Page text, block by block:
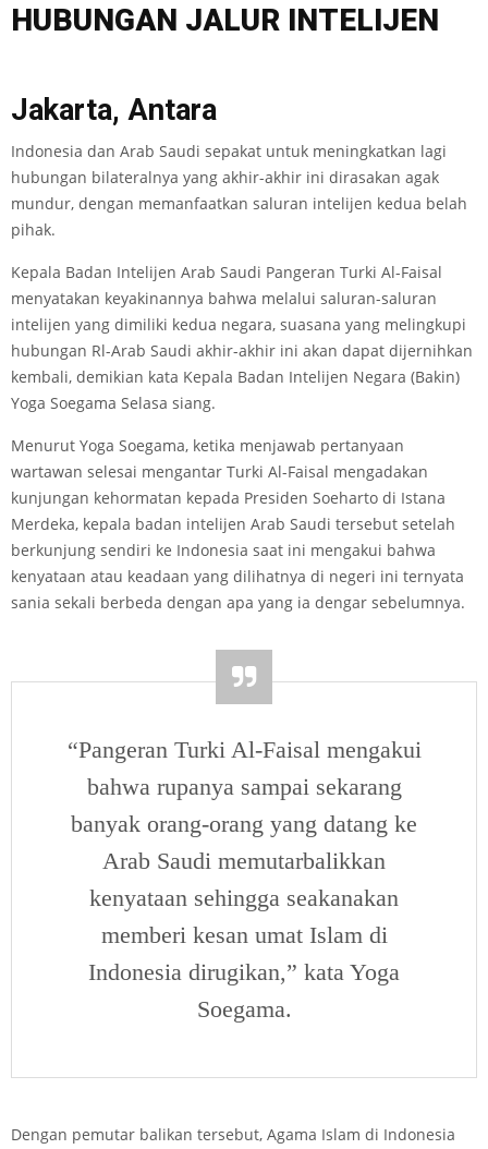
HUBUNGAN JALUR INTELIJEN
Jakarta, Antara
Indonesia dan Arab Saudi sepakat untuk meningkatkan lagi
hubungan bilateralnya yang akhir-akhir ini dirasakan agak
mundur, dengan memanfaatkan saluran intelijen kedua belah
pihak.
Kepala Badan Intelijen Arab Saudi Pangeran Turki Al-Faisal
menyatakan keyakinannya bahwa melalui saluran-saluran
intelijen yang dimiliki kedua negara, suasana yang melingkupi
hubungan Rl-Arab Saudi akhir-akhir ini akan dapat dijernihkan
kembali, demikian kata Kepala Badan Intelijen Negara (Bakin)
Yoga Soegama Selasa siang.
Menurut Yoga Soegama, ketika menjawab pertanyaan
wartawan selesai mengantar Turki Al-Faisal mengadakan
kunjungan kehormatan kepada Presiden Soeharto di Istana
Merdeka, kepala badan intelijen Arab Saudi tersebut setelah
berkunjung sendiri ke Indonesia saat ini mengakui bahwa
kenyataan atau keadaan yang dilihatnya di negeri ini ternyata
sania sekali berbeda dengan apa yang ia dengar sebelumnya.
“Pangeran Turki Al-Faisal mengakui
bahwa rupanya sampai sekarang
banyak orang-orang yang datang ke
Arab Saudi memutarbalikkan
kenyataan sehingga seakan­akan
memberi kesan umat Islam di
Indonesia dirugikan,” kata Yoga
Soegama.
Dengan pemutar balikan tersebut, Agama Islam di Indonesia